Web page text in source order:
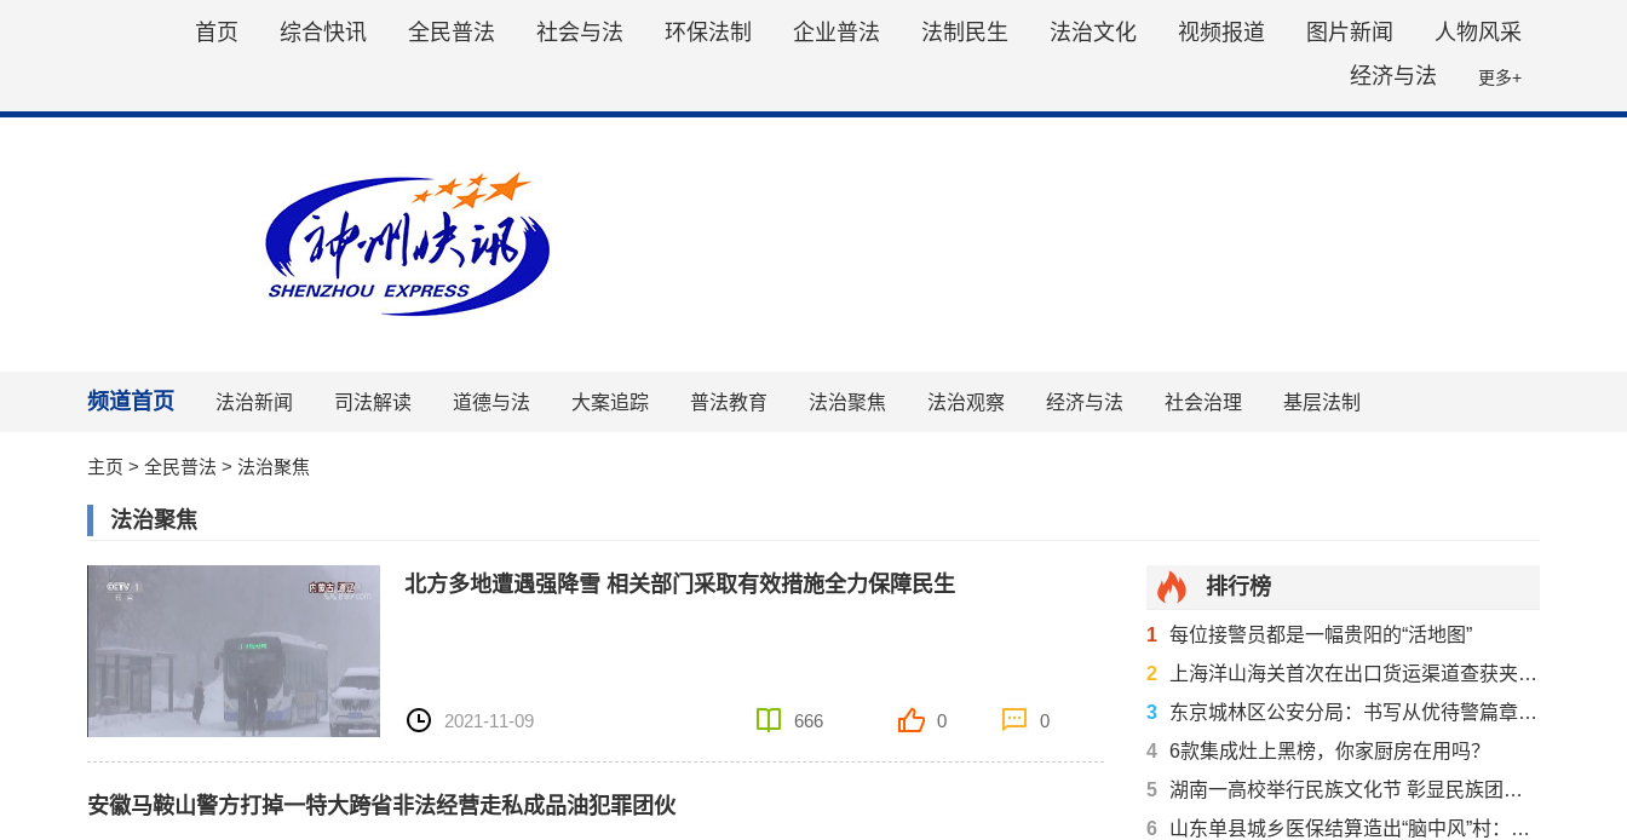
首页 综合快讯 全民普法 社会与法 环保法制 企业普法 法制民生 法治文化 视频报道 图片新闻
人物风采
经济与法
更多+
频道首页 法治新闻 司法解读 道德与法 大案追踪 普法教育 法治聚焦 法治观察 经济与法 社会治理 基层法制
主页 > 全民普法 > 法治聚焦
法治聚焦
北方多地遭遇强降雪 相关部门采取有效措施全力保障民生
2021-11-09 666 0 0
安徽马鞍山警方打掉一特大跨省非法经营走私成品油犯罪团伙
排行榜
1 每位接警员都是一幅贵阳的“活地图”
2
上海洋山海关首次在出口货运渠道查获夹带卷烟
3
东京城林区公安分局：书写从优待警篇章 铸建暖警惠警工程
4 6款集成灶上黑榜，你家厨房在用吗？
5 湖南一高校举行民族文化节 彰显民族团结一家亲
6
山东单县城乡医保结算造出“脑中风”村：有村民去世数月还有医保消费